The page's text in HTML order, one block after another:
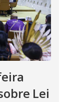
Lei